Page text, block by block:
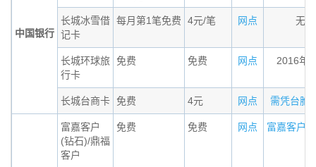
中国银行
长城冰雪借
记卡
每月第1笔免费 4元/笔 网点 无
长城环球旅
行卡
免费 免费 网点 2016年
长城台商卡 免费 4元 网点 需凭台胞
富嘉客户
(钻石)/鼎福
客户
免费 免费 网点 富嘉客户